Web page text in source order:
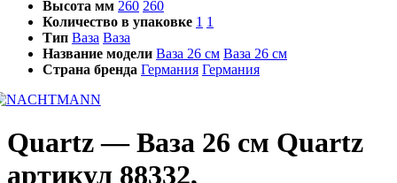
Высота мм 260 260
Количество в упаковке 1 1
Тип Ваза Ваза
Название модели Ваза 26 см Ваза 26 см
Страна бренда Германия Германия
Quartz — Ваза 26 см Quartz
артикул 88332,